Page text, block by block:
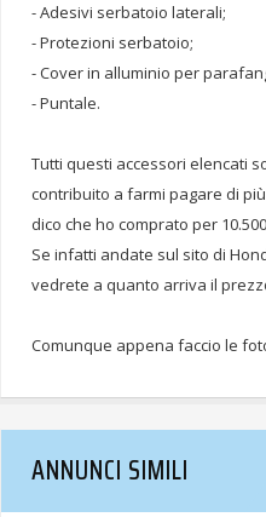
- Adesivi serbatoio laterali;
- Protezioni serbatoio;
- Cover in alluminio per
- Puntale.
Tutti questi accessori elencati
contribuito a farmi pagare di
dico che ho comprato per
Se infatti andate sul sito di
vedrete a quanto arriva il
Comunque appena faccio le
ANNUNCI SIMILI